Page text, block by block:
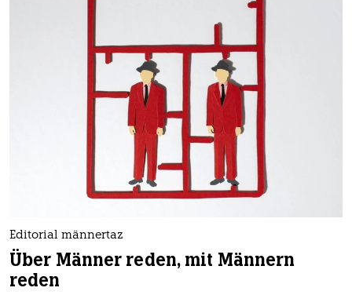
Editorial männertaz
Über Männer reden, mit Männern
reden